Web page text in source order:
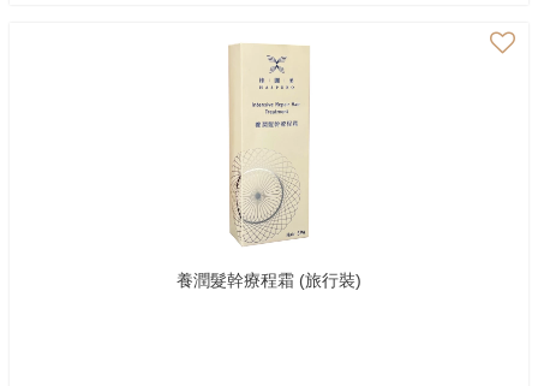
養潤髮幹療程霜 (旅行裝)